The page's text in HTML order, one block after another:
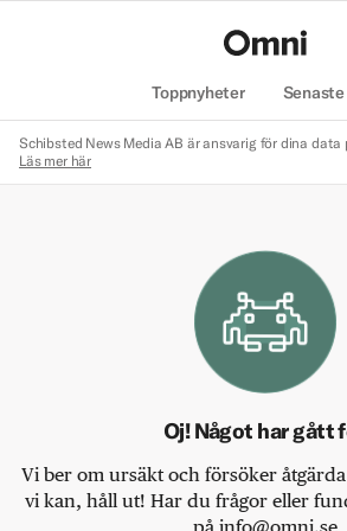
Toppnyheter
Schibsted News Media AB är ansvarig för dina data
Läs mer här
Oj! Något har gått
Vi ber om ursäkt och försöker
vi kan, håll ut! Har du frågor eller